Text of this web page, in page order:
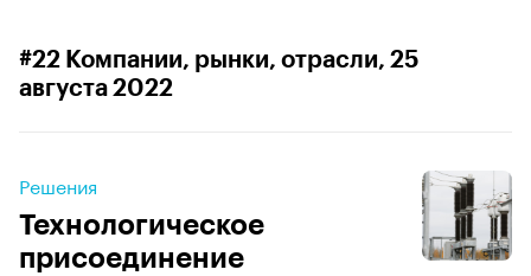
#22 Компании, рынки, отрасли, 25
августа 2022
Решения
Технологическое
присоединение